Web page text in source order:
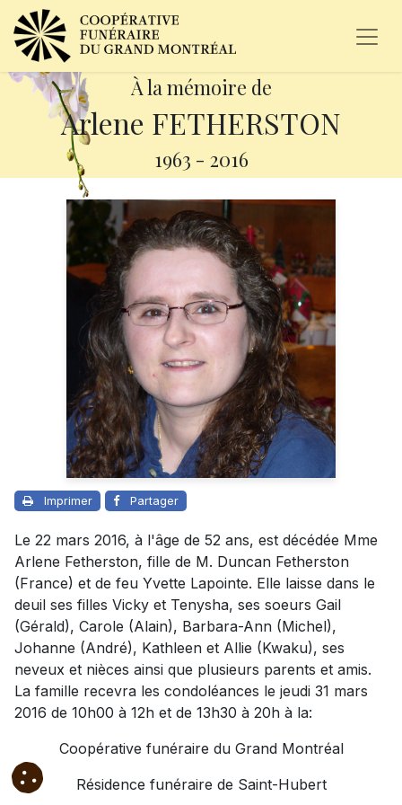
À la mémoire de
Arlene FETHERSTON
1963 - 2016
Imprimer Partager
Le 22 mars 2016, à l'âge de 52 ans, est décédée Mme
Arlene Fetherston, fille de M. Duncan Fetherston
(France) et de feu Yvette Lapointe. Elle laisse dans le
deuil ses filles Vicky et Tenysha, ses soeurs Gail
(Gérald), Carole (Alain), Barbara-Ann (Michel),
Johanne (André), Kathleen et Allie (Kwaku), ses
neveux et nièces ainsi que plusieurs parents et amis.
La famille recevra les condoléances le jeudi 31 mars
2016 de 10h00 à 12h et de 13h30 à 20h à la:
Coopérative funéraire du Grand Montréal
Résidence funéraire de Saint-Hubert